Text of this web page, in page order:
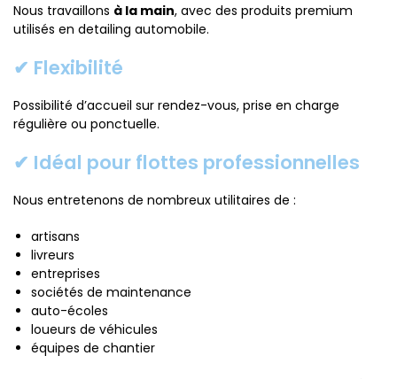
Nous travaillons à la main, avec des produits premium
utilisés en detailing automobile.
✔ Flexibilité
Possibilité d’accueil sur rendez-vous, prise en charge
régulière ou ponctuelle.
✔ Idéal pour flottes professionnelles
Nous entretenons de nombreux utilitaires de :
artisans
livreurs
entreprises
sociétés de maintenance
auto-écoles
loueurs de véhicules
équipes de chantier